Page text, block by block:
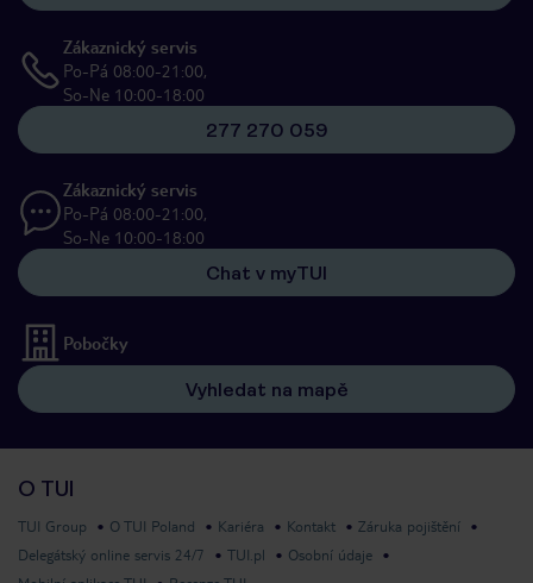
Zákaznický servis
Po-Pá 08:00-21:00,
So-Ne 10:00-18:00
277 270 059
Zákaznický servis
Po-Pá 08:00-21:00,
So-Ne 10:00-18:00
Chat v myTUI
Pobočky
Vyhledat na mapě
O TUI
TUI Group O TUI Poland Kariéra Kontakt
Záruka pojištění
Delegátský online servis 24/7
TUI.pl
Osobní údaje